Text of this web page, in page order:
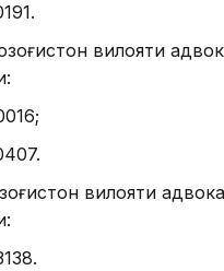
вилояти
вилояти